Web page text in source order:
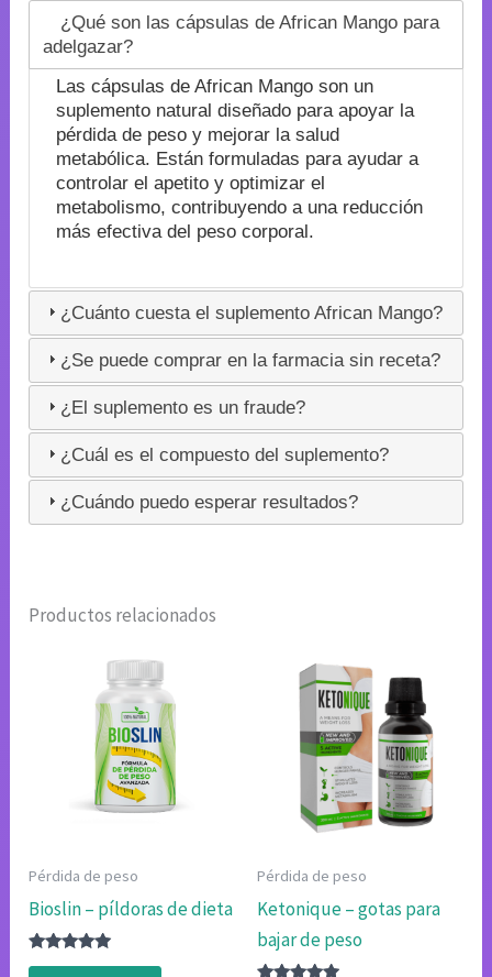
¿Qué son las cápsulas de African Mango para
adelgazar?
Las cápsulas de African Mango son un
suplemento natural diseñado para apoyar la
pérdida de peso y mejorar la salud
metabólica. Están formuladas para ayudar a
controlar el apetito y optimizar el
metabolismo, contribuyendo a una reducción
más efectiva del peso corporal.
¿Cuánto cuesta el suplemento African Mango?
¿Se puede comprar en la farmacia sin receta?
¿El suplemento es un fraude?
¿Cuál es el compuesto del suplemento?
¿Cuándo puedo esperar resultados?
Productos relacionados
Pérdida de peso
Bioslin – píldoras de dieta
Valorado
Pérdida de peso
Ketonique – gotas para
bajar de peso